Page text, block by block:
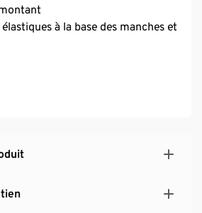
à la base des manches et
: indéformable, maintien